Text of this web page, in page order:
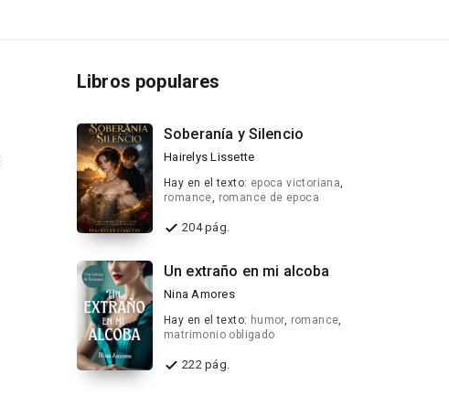
Libros populares
Soberanía y Silencio
Hairelys Lissette
Hay en el texto: epoca victoriana,
romance, romance de epoca
204 pág.
Un extraño en mi alcoba
Nina Amores
Hay en el texto: humor, romance,
matrimonio obligado
222 pág.